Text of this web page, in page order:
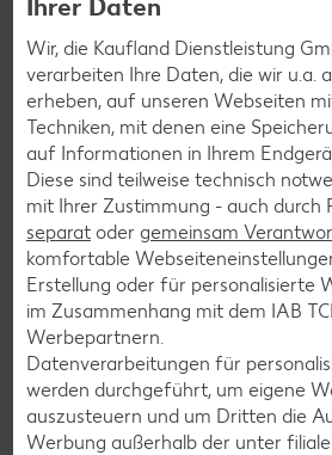
Bezahlen auf den nächsthöheren 10-
aufrunden und/oder ihren Pfandbon
soziale Organisation aus ihrer Region
So stärken wir gemeinsam das
Engagement vor Ort – für eine
direkt vor der Haustür. Also,
zählt!
Die Spenden aus deiner
an:Tierschutzverein
e.V.
Mehr erfahren
Ihrer Daten
Wir, die Kaufland Dienstleistung
verarbeiten Ihre Daten, die wir u.a.
erheben, auf unseren Webseiten
Techniken, mit denen eine
auf Informationen in Ihrem
Diese sind teilweise technisch
mit Ihrer Zustimmung - auch durch
separat oder gemeinsam
komfortable
Erstellung oder für personalisierte
im Zusammenhang mit dem IAB
Werbepartnern.
Datenverarbeitungen für
werden durchgeführt, um eigene
auszusteuern und um Dritten die
Werbung außerhalb der unter